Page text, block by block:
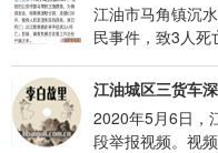
江油市马角镇沉
民事件，致3人
江油城区三货车
2020年5月6日，
段举报视频。视